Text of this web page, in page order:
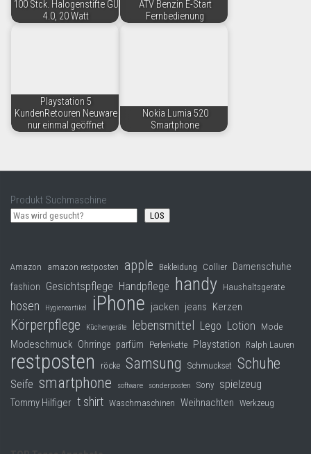
100 Stck. Halogenstifte GU
4.0, 20 Watt
ATV Benzin E-Start
Fernbedienung
Playstation 5
KundenRetouren Neuware
nur einmal geöffnet
Nokia Lumia 520
Smartphone
Produkt Suchmaschine
LOS
Amazon amazon restposten apple Bekleidung Collier Damenschuhe
fashion Gesichtspflege Handpflege handy Haushaltsgeräte
hosen Hygieneartikel iPhone jacken jeans Kerzen
Körperpflege Küchengeräte lebensmittel Lego Lotion Mode
Modeschmuck Ohrringe parfüm Perlenkette Playstation Ralph Lauren
restposten röcke Samsung Schmuckset Schuhe
Seife smartphone software sonderposten Sony spielzeug
Tommy Hilfiger t shirt Waschmaschinen Weihnachten Werkzeug